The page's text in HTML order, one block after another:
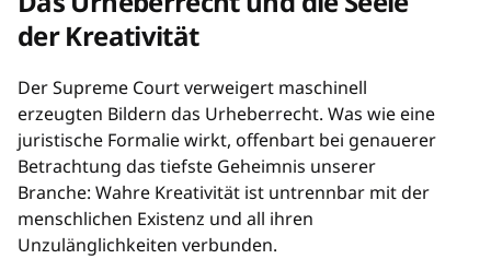
der Kreativität
Der Supreme Court verweigert maschinell
erzeugten Bildern das Urheberrecht. Was wie eine
juristische Formalie wirkt, offenbart bei genauerer
Betrachtung das tiefste Geheimnis unserer
Branche: Wahre Kreativität ist untrennbar mit der
menschlichen Existenz und all ihren
Unzulänglichkeiten verbunden.